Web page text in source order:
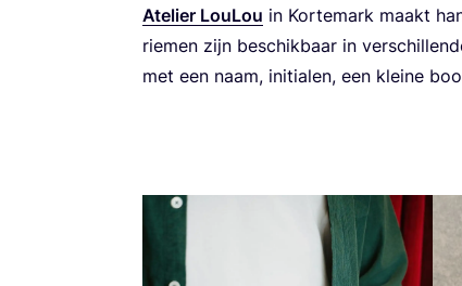
Ate­lier Lou­Lou in Kor­te­mark maakt
rie­men zijn beschik­baar in
met een naam, ini­ti­a­len, een klei­ne